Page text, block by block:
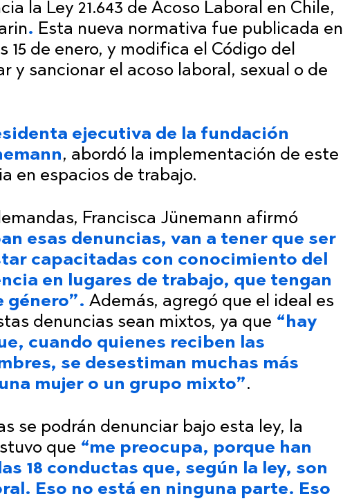
la Ley 21.643 de Acoso Laboral en Chile,
. Esta nueva normativa fue publicada en
15 de enero, y modifica el Código del
y sancionar el acoso laboral, sexual o de
ejecutiva de la fundación
, abordó la implementación de este
en espacios de trabajo.
Francisca Jünemann afirmó
esas denuncias, van a tener que ser
capacitadas con conocimiento del
en lugares de trabajo, que tengan
género”. Además, agregó que el ideal es
denuncias sean mixtos, ya que “hay
cuando quienes reciben las
se desestiman muchas más
mujer o un grupo mixto”.
se podrán denunciar bajo esta ley, la
que “me preocupa, porque han
18 conductas que, según la ley, son
Eso no está en ninguna parte. Eso